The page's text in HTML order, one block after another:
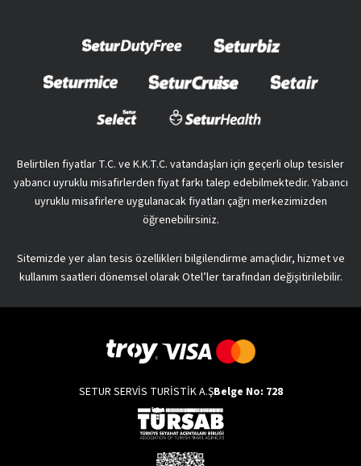
Belirtilen fiyatlar T.C. ve K.K.T.C. vatandaşları için geçerli olup tesisler
yabancı uyruklu misafirlerden fiyat farkı talep edebilmektedir. Yabancı
uyruklu misafirlere uygulanacak fiyatları çağrı merkezimizden
öğrenebilirsiniz.
Sitemizde yer alan tesis özellikleri bilgilendirme amaçlıdır, hizmet ve
kullanım saatleri dönemsel olarak Otel’ler tarafından değişitirilebilir.
SETUR SERVİS TURİSTİK A.ŞBelge No: 728